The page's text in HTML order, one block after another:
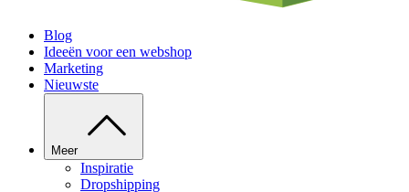
Blog
Ideeën voor een webshop
Marketing
Nieuwste
Meer
Inspiratie
Dropshipping